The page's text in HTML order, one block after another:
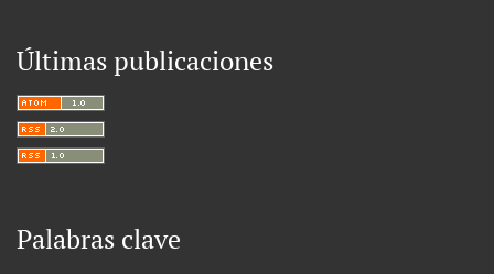
Últimas publicaciones
Palabras clave